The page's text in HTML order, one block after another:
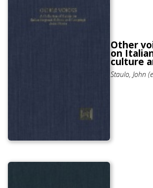
Other
on
culture
Staulo, John